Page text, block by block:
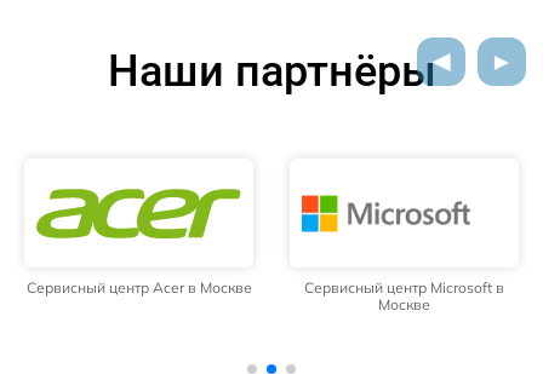
Наши партнёры
Сервисный центр Acer в Москве
Сервисный центр Microsoft в
Москве